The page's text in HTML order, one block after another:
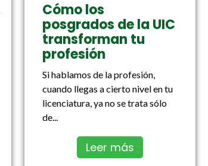
Cómo los
posgrados de la UIC
transforman tu
profesión
Si hablamos de la profesión,
cuando llegas a cierto nivel en tu
licenciatura, ya no se trata sólo
de...
Leer más